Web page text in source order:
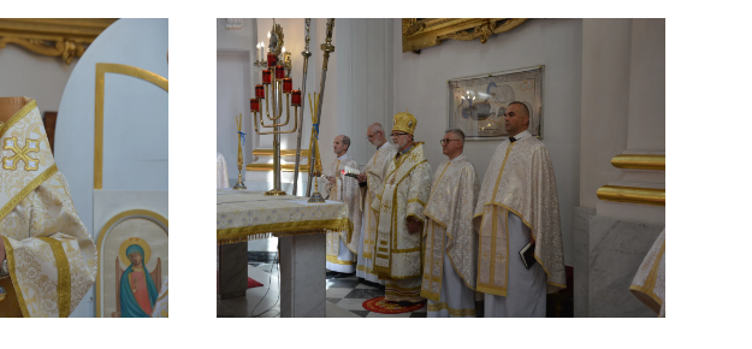
ЗБІЛЬШИТИ